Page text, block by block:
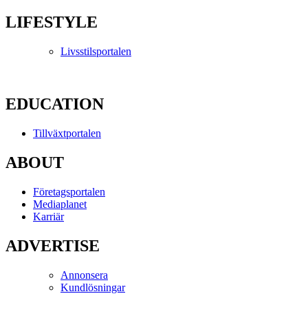
LIFESTYLE
Livsstilsportalen
EDUCATION
Tillväxtportalen
ABOUT
Företagsportalen
Mediaplanet
Karriär
ADVERTISE
Annonsera
Kundlösningar